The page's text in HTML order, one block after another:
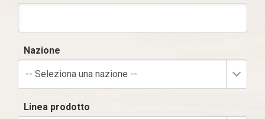
Nazione
-- Seleziona una nazione --
Linea prodotto